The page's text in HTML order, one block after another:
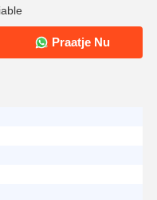
Praatje Nu